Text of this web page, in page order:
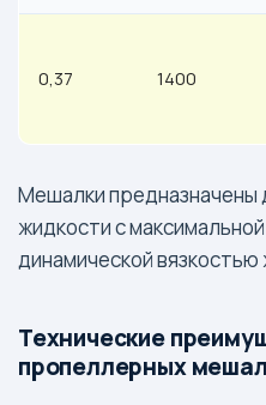
0,37 1400
Мешалки предназначены
жидкости с
динамической вязкостью
Технические
пропеллерных